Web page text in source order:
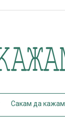
Сакам да кажам